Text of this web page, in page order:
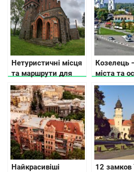
Нетуристичні місця
та маршрути для
подорожей Україною
Козелець
міста та
пам’ятки
Найкрасивіші
12 замков